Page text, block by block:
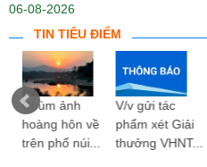
06-08-2026
TIN TIÊU ĐIỂM
Chùm ảnh
hoàng hôn về
trên phố núi...
V/v gửi tác
phẩm xét Giải
thưởng VHNT...